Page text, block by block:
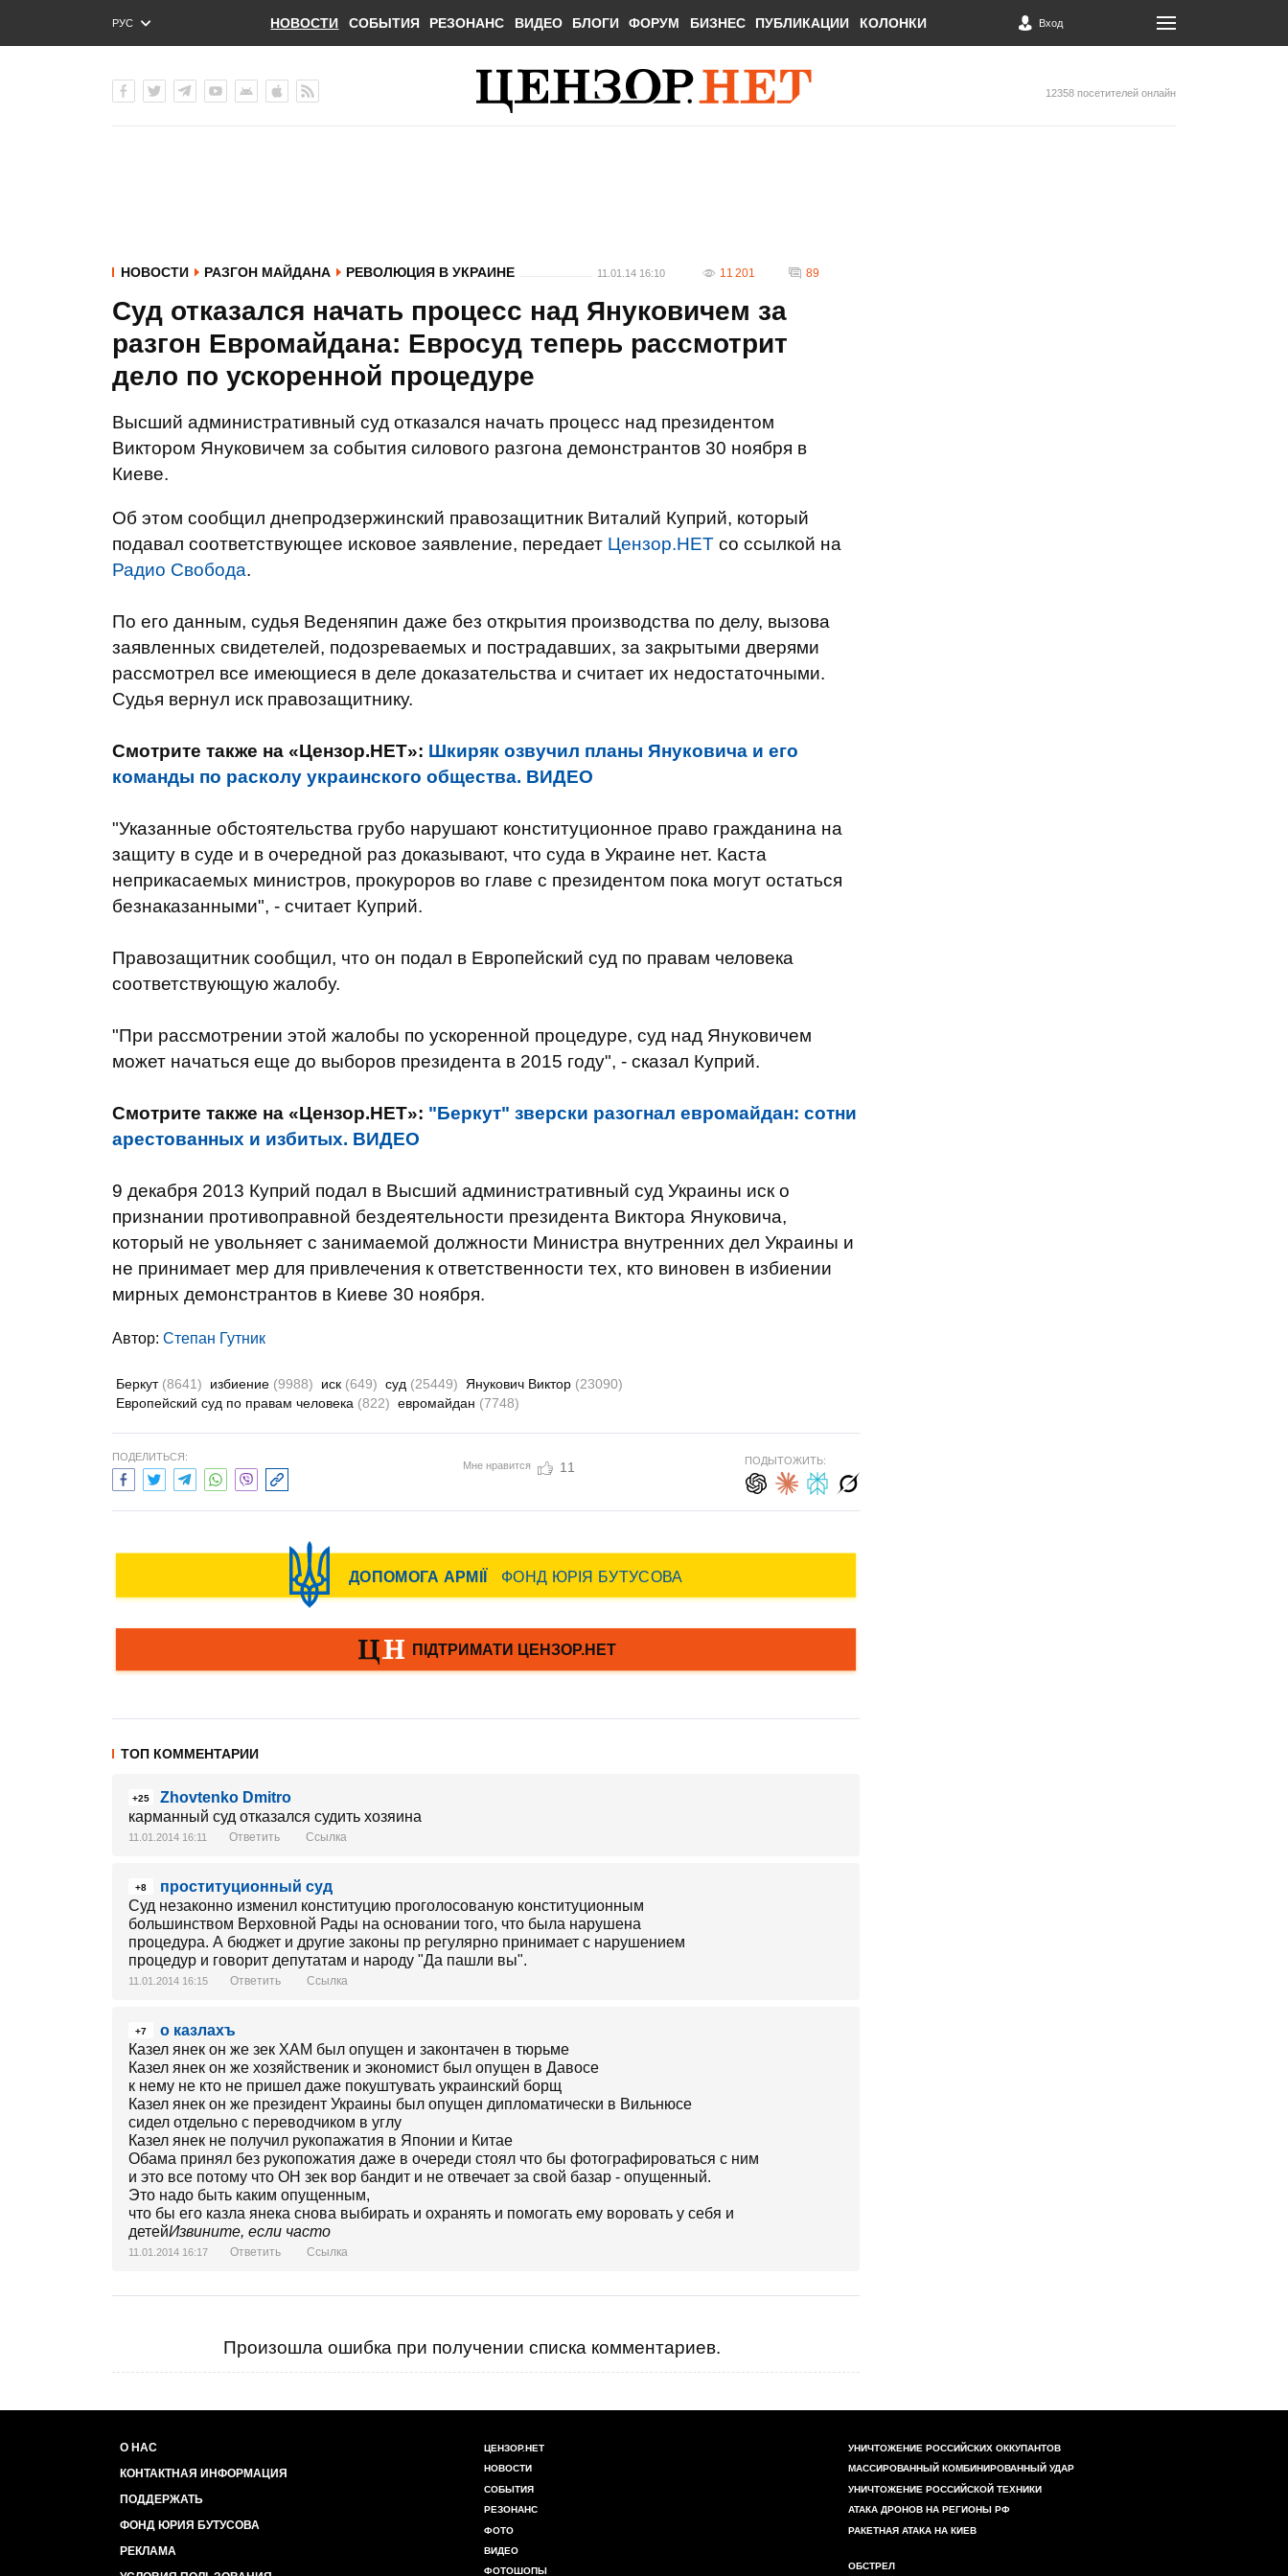
РУС
ENG
НОВОСТИ СОБЫТИЯ РЕЗОНАНС ВИДЕО БЛОГИ ФОРУМ БИЗНЕС ПУБЛИКАЦИИ КОЛОНКИ Вход
12358 посетителей онлайн
НОВОСТИ РАЗГОН МАЙДАНА РЕВОЛЮЦИЯ В УКРАИНЕ 11.01.14 16:10 11 201 89
Суд отказался начать процесс над Януковичем за
разгон Евромайдана: Евросуд теперь рассмотрит
дело по ускоренной процедуре
Высший административный суд отказался начать процесс над президентом
Виктором Януковичем за события силового разгона демонстрантов 30 ноября в
Киеве.
Об этом сообщил днепродзержинский правозащитник Виталий Куприй, который
подавал соответствующее исковое заявление, передает Цензор.НЕТ со ссылкой на
Радио Свобода.
По его данным, судья Веденяпин даже без открытия производства по делу, вызова
заявленных свидетелей, подозреваемых и пострадавших, за закрытыми дверями
рассмотрел все имеющиеся в деле доказательства и считает их недостаточными.
Судья вернул иск правозащитнику.
Смотрите также на «Цензор.НЕТ»: Шкиряк озвучил планы Януковича и его
команды по расколу украинского общества. ВИДЕО
"Указанные обстоятельства грубо нарушают конституционное право гражданина на
защиту в суде и в очередной раз доказывают, что суда в Украине нет. Каста
неприкасаемых министров, прокуроров во главе с президентом пока могут остаться
безнаказанными", - считает Куприй.
Правозащитник сообщил, что он подал в Европейский суд по правам человека
соответствующую жалобу.
"При рассмотрении этой жалобы по ускоренной процедуре, суд над Януковичем
может начаться еще до выборов президента в 2015 году", - сказал Куприй.
Смотрите также на «Цензор.НЕТ»: "Беркут" зверски разогнал евромайдан: сотни
арестованных и избитых. ВИДЕО
9 декабря 2013 Куприй подал в Высший административный суд Украины иск о
признании противоправной бездеятельности президента Виктора Януковича,
который не увольняет с занимаемой должности Министра внутренних дел Украины и
не принимает мер для привлечения к ответственности тех, кто виновен в избиении
мирных демонстрантов в Киеве 30 ноября.
Автор: Степан Гутник
Беркут (8641) избиение (9988) иск (649) суд (25449) Янукович Виктор (23090)
Европейский суд по правам человека (822) евромайдан (7748)
ПОДЕЛИТЬСЯ:
Мне нравится 11 ПОДЫТОЖИТЬ:
ТОП КОММЕНТАРИИ
+25
Zhovtenko Dmitro
карманный суд отказался судить хозяина
11.01.2014 16:11 Ответить Ссылка
+8
проституционный суд
Суд незаконно изменил конституцию проголосованую конституционным
большинством Верховной Рады на основании того, что была нарушена
процедура. А бюджет и другие законы пр регулярно принимает с нарушением
процедур и говорит депутатам и народу "Да пашли вы".
11.01.2014 16:15 Ответить Ссылка
+7
о казлахъ
Казел янек он же зек ХАМ был опущен и законтачен в тюрьме
Казел янек он же хозяйственик и экономист был опущен в Давосе
к нему не кто не пришел даже покуштувать украинский борщ
Казел янек он же президент Украины был опущен дипломатически в Вильнюсе
сидел отдельно с переводчиком в углу
Казел янек не получил рукопажатия в Японии и Китае
Обама принял без рукопожатия даже в очереди стоял что бы фотографироваться с ним
и это все потому что ОН зек вор бандит и не отвечает за свой базар - опущенный.
Это надо быть каким опущенным,
что бы его казла янека снова выбирать и охранять и помогать ему воровать у себя и
детейИзвините, если часто
11.01.2014 16:17 Ответить Ссылка
Произошла ошибка при получении списка комментариев.
О НАС
КОНТАКТНАЯ ИНФОРМАЦИЯ
ПОДДЕРЖАТЬ
ФОНД ЮРИЯ БУТУСОВА
РЕКЛАМА
ЦЕНЗОР.НЕТ
НОВОСТИ
СОБЫТИЯ
РЕЗОНАНС
ФОТО
ВИДЕО
ФОТОШОПЫ
УНИЧТОЖЕНИЕ РОССИЙСКИХ ОККУПАНТОВ
МАССИРОВАННЫЙ КОМБИНИРОВАННЫЙ УДАР
УНИЧТОЖЕНИЕ РОССИЙСКОЙ ТЕХНИКИ
АТАКА ДРОНОВ НА РЕГИОНЫ РФ
РАКЕТНАЯ АТАКА НА КИЕВ
ОБСТРЕЛ